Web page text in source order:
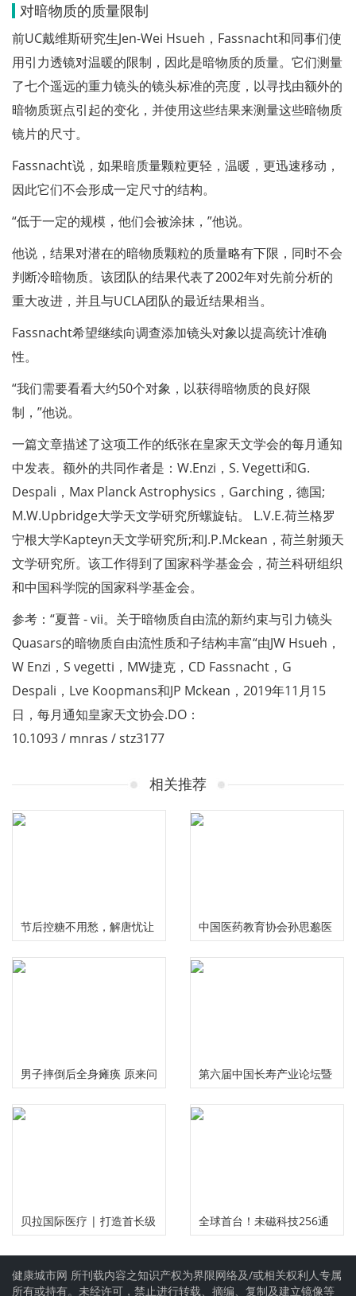
对暗物质的质量限制
前UC戴维斯研究生Jen-Wei Hsueh，Fassnacht和同事们使
用引力透镜对温暖的限制，因此是暗物质的质量。它们测量
了七个遥远的重力镜头的镜头标准的亮度，以寻找由额外的
暗物质斑点引起的变化，并使用这些结果来测量这些暗物质
镜片的尺寸。
Fassnacht说，如果暗质量颗粒更轻，温暖，更迅速移动，
因此它们不会形成一定尺寸的结构。
“低于一定的规模，他们会被涂抹，”他说。
他说，结果对潜在的暗物质颗粒的质量略有下限，同时不会
判断冷暗物质。该团队的结果代表了2002年对先前分析的
重大改进，并且与UCLA团队的最近结果相当。
Fassnacht希望继续向调查添加镜头对象以提高统计准确
性。
“我们需要看看大约50个对象，以获得暗物质的良好限
制，”他说。
一篇文章描述了这项工作的纸张在皇家天文学会的每月通知
中发表。额外的共同作者是：W.Enzi，S. Vegetti和G.
Despali，Max Planck Astrophysics，Garching，德国;
M.W.Upbridge大学天文学研究所螺旋钻。 L.V.E.荷兰格罗
宁根大学Kapteyn天文学研究所;和J.P.Mckean，荷兰射频天
文学研究所。该工作得到了国家科学基金会，荷兰科研组织
和中国科学院的国家科学基金会。
参考：“夏普 - vii。关于暗物质自由流的新约束与引力镜头
Quasars的暗物质自由流性质和子结构丰富“由JW Hsueh，
W Enzi，S vegetti，MW捷克，CD Fassnacht，G
Despali，Lve Koopmans和JP Mckean，2019年11月15
日，每月通知皇家天文协会.DO：
10.1093 / mnras / stz3177
相关推荐
节后控糖不用愁，解唐忧让
您畅享健康美味无负担
中国医药教育协会孙思邈医
德传承工作委员会大型义诊
男子摔倒后全身瘫痪 原来问
题出在颈椎上
第六届中国长寿产业论坛暨
慢性病食药研究中心启动仪
贝拉国际医疗 | 打造首长级
全球首台！未磁科技256通
原子磁力计正式发布
健康城市网 所刊载内容之知识产权为界限网络及/或相关权利人专属
所有或持有。未经许可，禁止进行转载、摘编、复制及建立镜像等